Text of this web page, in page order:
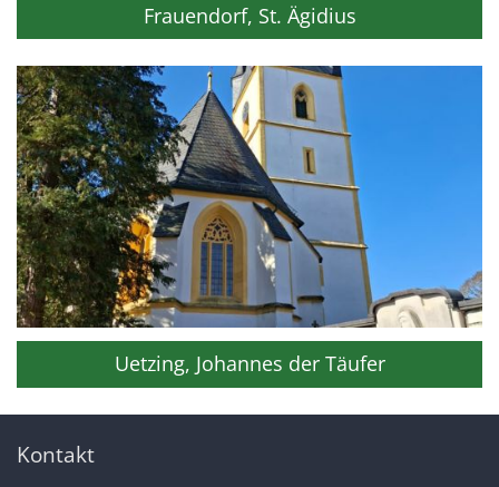
Frauendorf, St. Ägidius
Uetzing, Johannes der Täufer
Kontakt